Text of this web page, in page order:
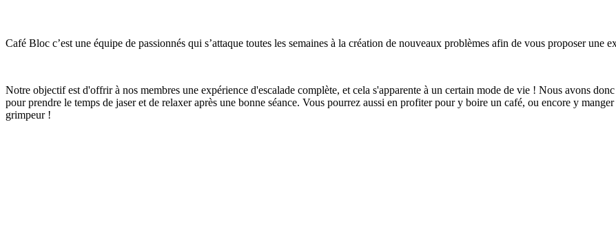
Café Bloc c’est une équipe de passionnés qui s’attaque toutes les semaines à la création de nouveaux problèmes afin de vous proposer
Notre objectif est d'offrir à nos membres une expérience d'escalade complète, et cela s'apparente à un certain mode de vie ! Nous avons
pour prendre le temps de jaser et de relaxer après une bonne séance. Vous pourrez aussi en profiter pour y boire un café, ou encore y
grimpeur !